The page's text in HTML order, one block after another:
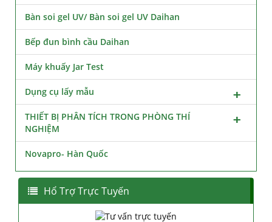
Bàn soi gel UV/ Bàn soi gel UV Daihan
Bếp đun bình cầu Daihan
Máy khuấy Jar Test
Dụng cụ lấy mẫu
THIẾT BỊ PHÂN TÍCH TRONG PHÒNG THÍ
NGHIỆM
Novapro- Hàn Quốc
Hổ Trợ Trực Tuyến